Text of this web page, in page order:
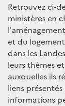
Retrouvez ci-
ministères en
et du
dans les
leurs thèmes
auxquelles ils
liens
informations